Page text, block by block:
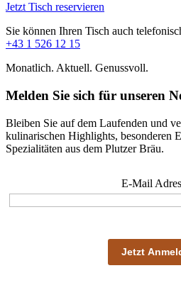
Jetzt Tisch reservieren
Sie können Ihren Tisch auch
+43 1 526 12 15
Monatlich. Aktuell. Genussvoll.
Melden Sie sich für unseren
Bleiben Sie auf dem Laufenden und
kulinarischen Highlights, besonderen
Spezialitäten aus dem Plutzer Bräu.
E-Mail